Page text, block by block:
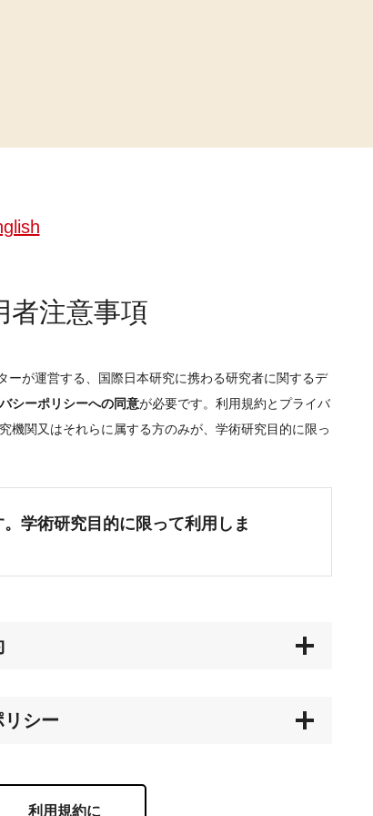
者注意事項
が運営する、国際日本研究に携わる研究者に関するデ
シーポリシーへの同意が必要です。利用規約とプライバ
機関又はそれらに属する方のみが、学術研究目的に限っ
学術研究目的に限って利用しま
シー
利用規約に